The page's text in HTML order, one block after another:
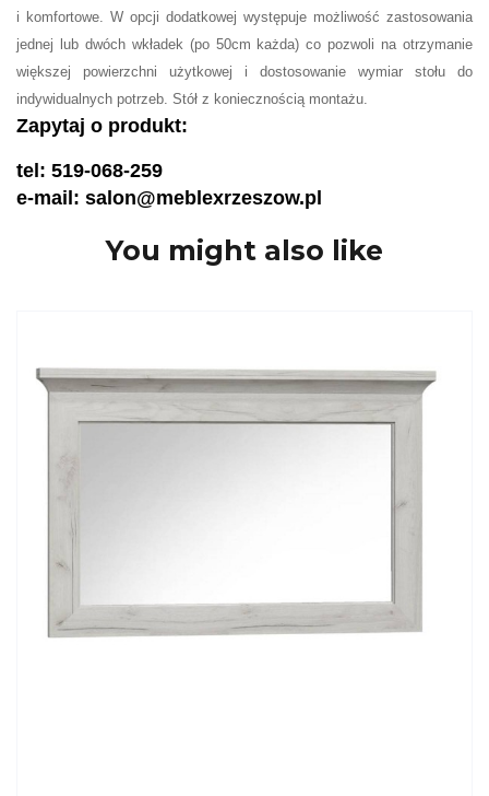
i komfortowe. W opcji dodatkowej występuje możliwość zastosowania
jednej lub dwóch wkładek (po 50cm każda) co pozwoli na otrzymanie
większej powierzchni użytkowej i dostosowanie wymiar stołu do
indywidualnych potrzeb. Stół z koniecznością montażu.
Zapytaj o produkt:
tel: 519-068-259
e-mail: salon@meblexrzeszow.pl
You might also like